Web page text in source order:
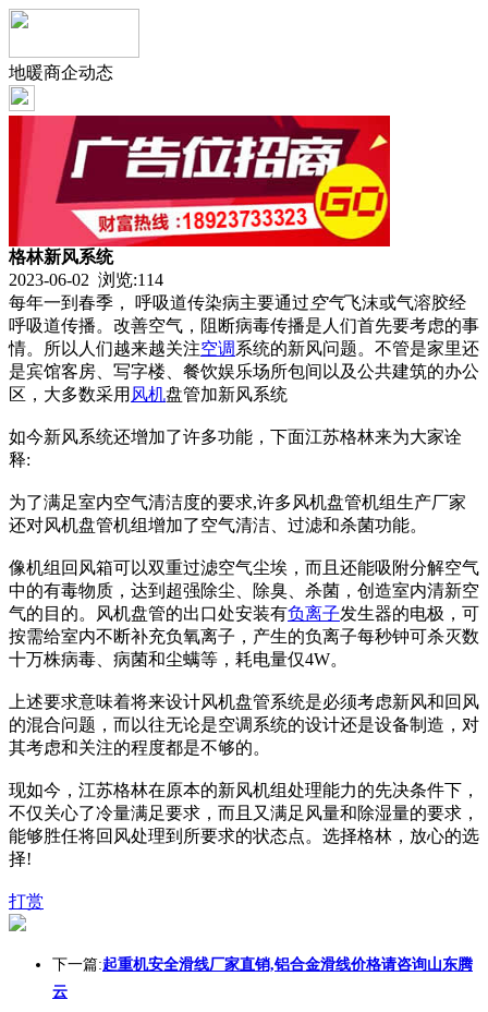
地暖商企动态
格林新风系统
2023-06-02 浏览:114
每年一到春季， 呼吸道传染病主要通过空气飞沫或气溶胶经
呼吸道传播。改善空气，阻断病毒传播是人们首先要考虑的事
情。所以人们越来越关注空调系统的新风问题。不管是家里还
是宾馆客房、写字楼、餐饮娱乐场所包间以及公共建筑的办公
区，大多数采用 风机盘管加新风系统
如今新风系统还增加了许多功能，下面江苏格林来为大家诠
释:
为了满足室内空气清洁度的要求,许多风机盘管机组生产厂家
还对风机盘管机组增加了空气清洁、过滤和杀菌功能。
像机组回风箱可以双重过滤空气尘埃，而且还能吸附分解空气
中的有毒物质，达到超强除尘、除臭、杀菌，创造室内清新空
气的目的。风机盘管的出口处安装有负离子发生器的电极，可
按需给室内不断补充负氧离子，产生的负离子每秒钟可杀灭数
十万株病毒、病菌和尘螨等，耗电量仅4W。
上述要求意味着将来设计风机盘管系统是必须考虑新风和回风
的混合问题，而以往无论是空调系统的设计还是设备制造，对
其考虑和关注的程度都是不够的。
现如今，江苏格林在原本的新风机组处理能力的先决条件下，
不仅关心了冷量满足要求，而且又满足风量和除湿量的要求，
能够胜任将回风处理到所要求的状态点。选择格林，放心的选
择!
打赏
下一篇:起重机安全滑线厂家直销,铝合金滑线价格请咨询山东腾
云